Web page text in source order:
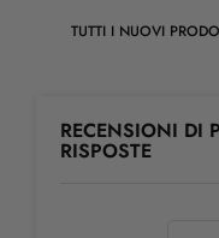
TUTTI I NUOVI
RECENSIONI DI
RISPOSTE